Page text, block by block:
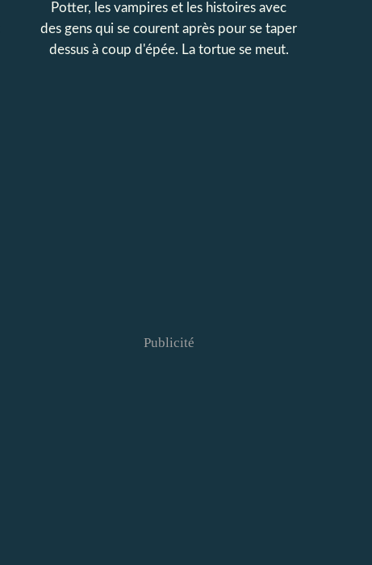
Potter, les vampires et les histoires avec
des gens qui se courent après pour se taper
dessus à coup d'épée. La tortue se meut.
Publicité